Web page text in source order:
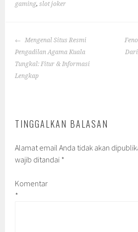
gaming,slot joker
POST
NAVIGATION
Mengenal Situs Resmi
Pengadilan Agama Kuala
Tungkal: Fitur & Informasi
Lengkap
Dari
TINGGALKAN BALASAN
Alamat email Anda tidak akan
wajib ditandai *
Komentar
*